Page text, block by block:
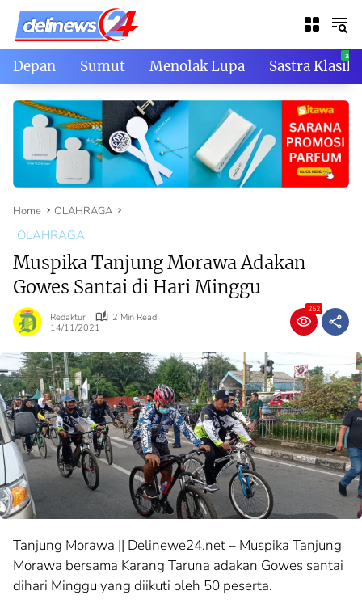
Skip
content
Depan Sumut Menolak Lupa Sastra Klasik
Home OLAHRAGA
OLAHRAGA
Muspika Tanjung Morawa Adakan
Gowes Santai di Hari Minggu
Redaktur
2 Min Read
14/11/2021
252
Tanjung Morawa || Delinewe24.net – Muspika Tanjung
Morawa bersama Karang Taruna adakan Gowes santai
dihari Minggu yang diikuti oleh 50 peserta.